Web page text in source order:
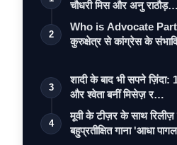
चौधरी मिस और अनु राठौड़…
2
Who is Advocate
कुरुक्षेत्र से कांग्रेस के
3
शादी के बाद भी सपने ज़िंदा:
और श्वेता बनीं मिसेज़ र…
4
मूवी के टीज़र के साथ रिलीज़
बहुप्रतीक्षित गाना 'आधा